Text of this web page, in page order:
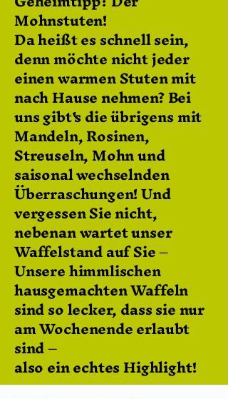
Mohnstuten!
Da heißt es schnell sein,
denn möchte nicht jeder
einen warmen Stuten mit
nach Hause nehmen? Bei
uns gibt's die übrigens mit
Mandeln, Rosinen,
Streuseln, Mohn und
saisonal wechselnden
Überraschungen! Und
vergessen Sie nicht,
nebenan wartet unser
Waffelstand auf Sie –
Unsere himmlischen
hausgemachten Waffeln
sind so lecker, dass sie nur
am Wochenende erlaubt
sind –
also ein echtes Highlight!